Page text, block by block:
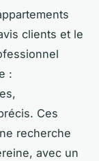
clients et le
:
Ces
recherche
avec un